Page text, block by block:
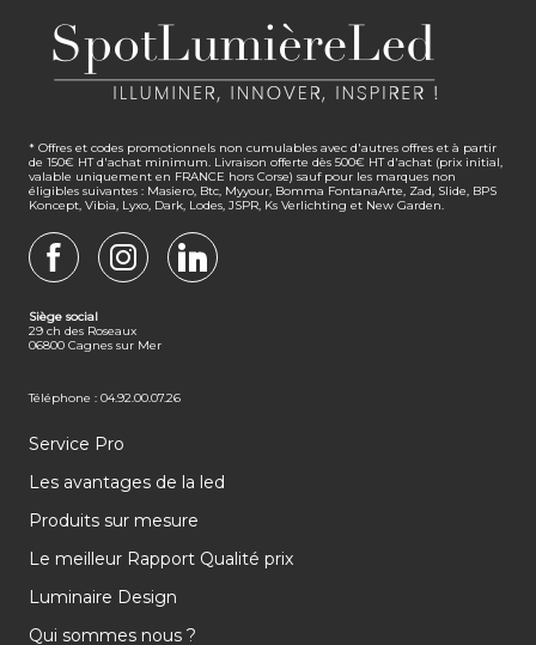
* Offres et codes promotionnels non cumulables avec d'autres offres et à partir
de 150€ HT d'achat minimum. Livraison offerte dès 500€ HT d'achat (prix initial,
valable uniquement en FRANCE hors Corse) sauf pour les marques non
éligibles suivantes : Masiero, Btc, Myyour, Bomma FontanaArte, Zad, Slide, BPS
Koncept, Vibia, Lyxo, Dark, Lodes, JSPR, Ks Verlichting et New Garden.
Siège social
29 ch des Roseaux
06800 Cagnes sur Mer
Téléphone : 04.92.00.07.26
Service Pro
Les avantages de la led
Produits sur mesure
Le meilleur Rapport Qualité prix
Luminaire Design
Qui sommes nous ?